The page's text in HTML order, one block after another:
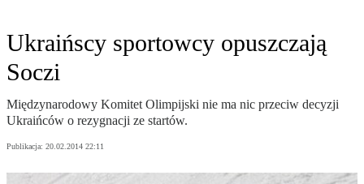
Ukraińscy sportowcy opuszczają
Soczi
Międzynarodowy Komitet Olimpijski nie ma nic przeciw decyzji
Ukraińców o rezygnacji ze startów.
Publikacja: 20.02.2014 22:11